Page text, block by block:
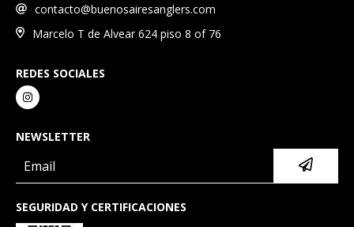
contacto@buenosairesanglers.com
Marcelo T de Alvear 624 piso 8 of 76
REDES SOCIALES
NEWSLETTER
SEGURIDAD Y CERTIFICACIONES